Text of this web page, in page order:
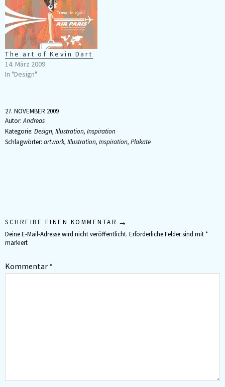
The art of Kevin Dart
14. März 2009
In "Design"
27. NOVEMBER 2009
Autor:Andreas
Kategorie: Design, Illustration, Inspiration
Schlagwörter: artwork, Illustration, Inspiration, Plakate
SCHREIBE EINEN KOMMENTAR
Deine E-Mail-Adresse wird nicht veröffentlicht. Erforderliche Felder sind mit*
markiert
Kommentar *